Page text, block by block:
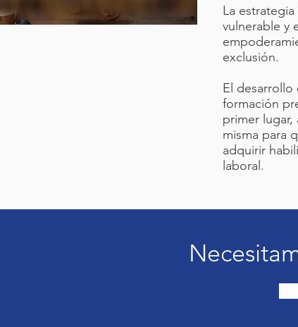
La
vulnerable y
exclusión.
El desarrollo
formación
primer lugar,
misma para
adquirir
laboral.